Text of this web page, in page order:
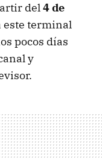
del4 de
este terminal
pocos días
y